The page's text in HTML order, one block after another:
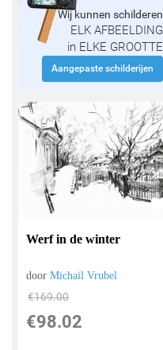
Wij kunnen schilderen
ELK AFBEELDING
in ELKE GROOTTE
Aangepaste schilderijen
Werf in de winter
doorMichail Vrubel
€169.00
€98.02